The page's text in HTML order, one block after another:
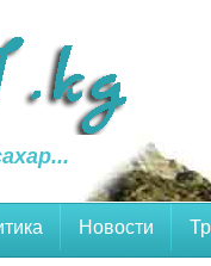
Новости